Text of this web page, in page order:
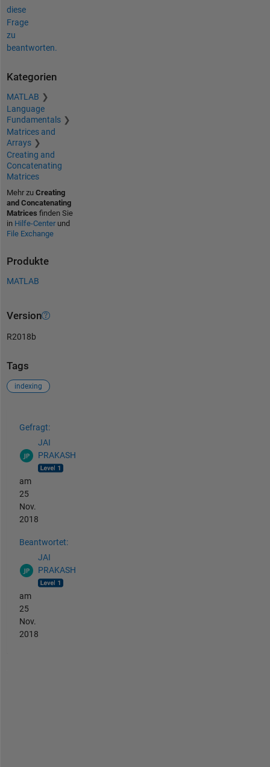
diese
Frage
zu
beantworten.
Kategorien
MATLAB
Language
Fundamentals
Matrices and
Arrays
Creating and
Concatenating
Matrices
Mehr zu Creating
and Concatenating
Matrices finden Sie
in Hilfe-Centerund
File Exchange
Produkte
MATLAB
Version
R2018b
Tags
indexing
Gefragt:
JAI
PRAKASH
am
25
Nov.
2018
Beantwortet:
JAI
PRAKASH
am
25
Nov.
2018